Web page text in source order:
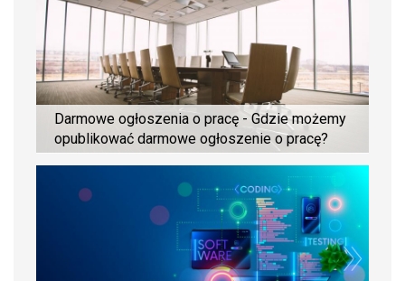
Darmowe ogłoszenia o pracę - Gdzie możemy
opublikować darmowe ogłoszenie o pracę?